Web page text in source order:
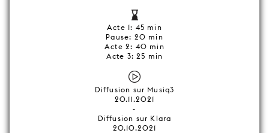
Acte 1: 45 min
Pause: 20 min
Acte 2: 40 min
Acte 3: 25 min
Diffusion sur Musiq3
20.11.2021
-
Diffusion sur Klara
20.10.2021